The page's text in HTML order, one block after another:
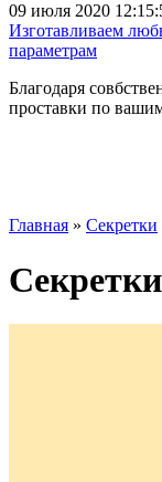
09 июля 2020
Изготавливаем
параметрам
Благодаря
проставки по
Главная » Секретки